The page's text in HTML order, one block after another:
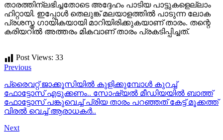
താരത്തിന്ലഭിച്ചതോടെ അദ്ദേഹം പാടിയ പാട്ടുകളെല്ലാം
ഹിറ്റായി. ഇപ്പോൾ തെലുങ്ക് മലയാളത്തിൽ പാടുന്ന ലോക
പ്രശസ്ത ഗായികയായി മാറിയിരിക്കുകയാണ് താരം. തന്റെ
കരിയറിൽ അത്തരം മികവാണ് താരം പ്രകടിപ്പിച്ചത്.
Post Views: 33
Previous
പ്രൈവറ്റ് ജാക്കൂസിയില്‍ കുളിക്കുമ്പോള്‍ കുറച്ച്
ഫോട്ടോസ് എടുക്കണം.. സോഷ്യല്‍ മീഡിയയില്‍ ബാത്ത്
ഫോട്ടോസ് പങ്കുവെച്ച് പ്രിയ താരം പറഞ്ഞത് കേട്ട് മൂക്കത്ത്
വിരല്‍ വെച്ച് ആരാധകര്‍..
Next